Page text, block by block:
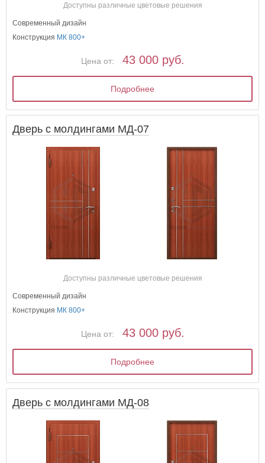
Доступны различные цветовые решения
Современный дизайн
Конструкция МК 800+
Цена от: 43 000 руб.
Подробнее
Дверь с молдингами МД-07
Доступны различные цветовые решения
Современный дизайн
Конструкция МК 800+
Цена от: 43 000 руб.
Подробнее
Дверь с молдингами МД-08